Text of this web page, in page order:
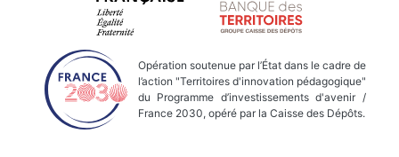
Opération soutenue par l’État dans le cadre de
l’action "Territoires d'innovation pédagogique"
du Programme d’investissements d'avenir /
France 2030, opéré par la Caisse des Dépôts.